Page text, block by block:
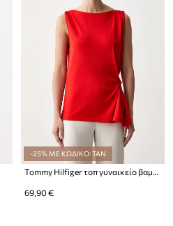
-25% ΜΕ ΚΩΔΙΚΟ: TAN
Tommy Hilfiger τοπ γυναικείο βαμβακερό
69,90 €